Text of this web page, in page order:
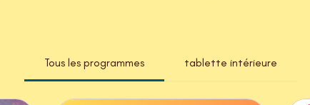
Tous les programmes tablette intérieure